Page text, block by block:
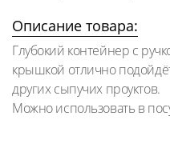
Описание товара:
Глубокий контейнер с
крышкой отлично
других сыпучих проуктов.
Можно использовать в